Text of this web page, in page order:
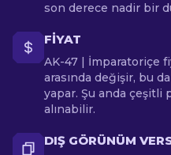
son derece nadir bir
FIYAT
AK-47 | İmparatoriçe
arasında değişir, bu
yapar. Şu anda çeşitli
alınabilir.
DIŞ GÖRÜNÜM